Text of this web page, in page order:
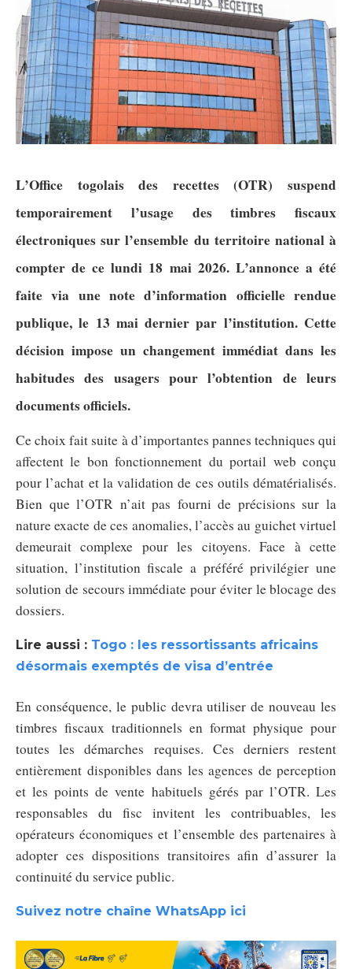
L’Office togolais des recettes (OTR) suspend
temporairement l’usage des timbres fiscaux
électroniques sur l’ensemble du territoire national à
compter de ce lundi 18 mai 2026. L’annonce a été
faite via une note d’information officielle rendue
publique, le 13 mai dernier par l’institution. Cette
décision impose un changement immédiat dans les
habitudes des usagers pour l’obtention de leurs
documents officiels.
Ce choix fait suite à d’importantes pannes techniques qui
affectent le bon fonctionnement du portail web conçu
pour l’achat et la validation de ces outils dématérialisés.
Bien que l’OTR n’ait pas fourni de précisions sur la
nature exacte de ces anomalies, l’accès au guichet virtuel
demeurait complexe pour les citoyens. Face à cette
situation, l’institution fiscale a préféré privilégier une
solution de secours immédiate pour éviter le blocage des
dossiers.
Lire aussi : Togo : les ressortissants africains
désormais exemptés de visa d’entrée
En conséquence, le public devra utiliser de nouveau les
timbres fiscaux traditionnels en format physique pour
toutes les démarches requises. Ces derniers restent
entièrement disponibles dans les agences de perception
et les points de vente habituels gérés par l’OTR. Les
responsables du fisc invitent les contribuables, les
opérateurs économiques et l’ensemble des partenaires à
adopter ces dispositions transitoires afin d’assurer la
continuité du service public.
Suivez notre chaîne WhatsApp ici